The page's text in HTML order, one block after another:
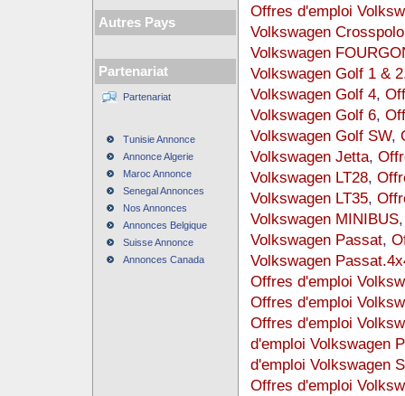
Autres Pays
Partenariat
Partenariat
Tunisie Annonce
Annonce Algerie
Maroc Annonce
Senegal Annonces
Nos Annonces
Annonces Belgique
Suisse Annonce
Annonces Canada
Offres d'emploi
Volkswagen Crosspolo
Volkswagen
Volkswagen Golf 1 & 2
Volkswagen Golf 4,
Volkswagen Golf 6,
Volkswagen Golf SW,
Volkswagen Jetta,
Volkswagen LT28,
Volkswagen LT35,
Volkswagen MINIBUS
Volkswagen Passat,
Volkswagen
Offres d'emploi
Offres d'emploi
Offres d'emploi
d'emploi Volkswagen
d'emploi Volkswagen
Offres d'emploi